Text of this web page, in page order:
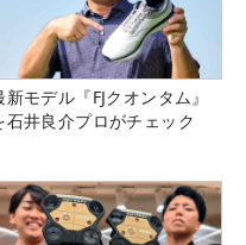
新モデル『FJクオンタム』
石井良介プロがチェック